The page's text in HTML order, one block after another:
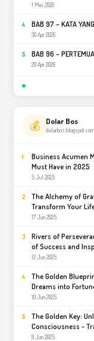
1 Mei 2026
4 BAB 97 – KATA
30 Apr 2026
5 BAB 96 –
29 Apr 2026
💰 Dolar Bos
dolarbos.blogspot.com
1
Business Acumen
Must Have in 2025
5 Jul 2025
2
The Alchemy of
Transform Your
17 Jun 2025
3
Rivers of
of Success and
12 Jun 2025
4
The Golden
Dreams into
10 Jun 2025
5
The Golden Key:
Consciousness -
9 Jun 2025